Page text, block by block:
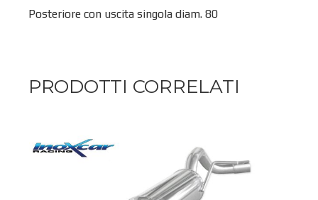
Posteriore con uscita singola diam. 80
PRODOTTI CORRELATI